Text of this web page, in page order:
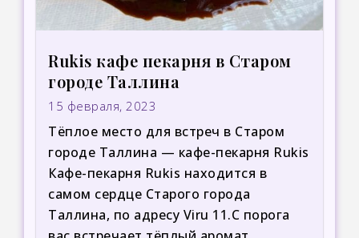
Rukis кафе пекарня в Старом
городе Таллина
15 февраля, 2023
Тёплое место для встреч в Старом
городе Таллина — кафе-пекарня Rukis
Кафе-пекарня Rukis находится в
самом сердце Старого города
Таллина, по адресу Viru 11.С порога